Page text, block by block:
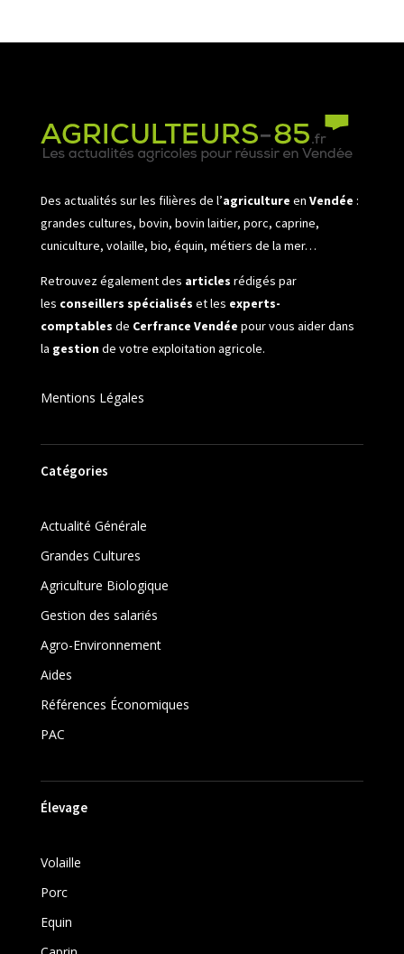
Des actualités sur les filières de l’agriculture en Vendée :
grandes cultures, bovin, bovin laitier, porc, caprine,
cuniculture, volaille, bio, équin, métiers de la mer…
Retrouvez également des articles rédigés par
les conseillers spécialisés et les experts-
comptables de Cerfrance Vendée pour vous aider dans
la gestionde votre exploitation agricole.
Mentions Légales
Catégories
Actualité Générale
Grandes Cultures
Agriculture Biologique
Gestion des salariés
Agro-Environnement
Aides
Références Économiques
PAC
Élevage
Volaille
Porc
Equin